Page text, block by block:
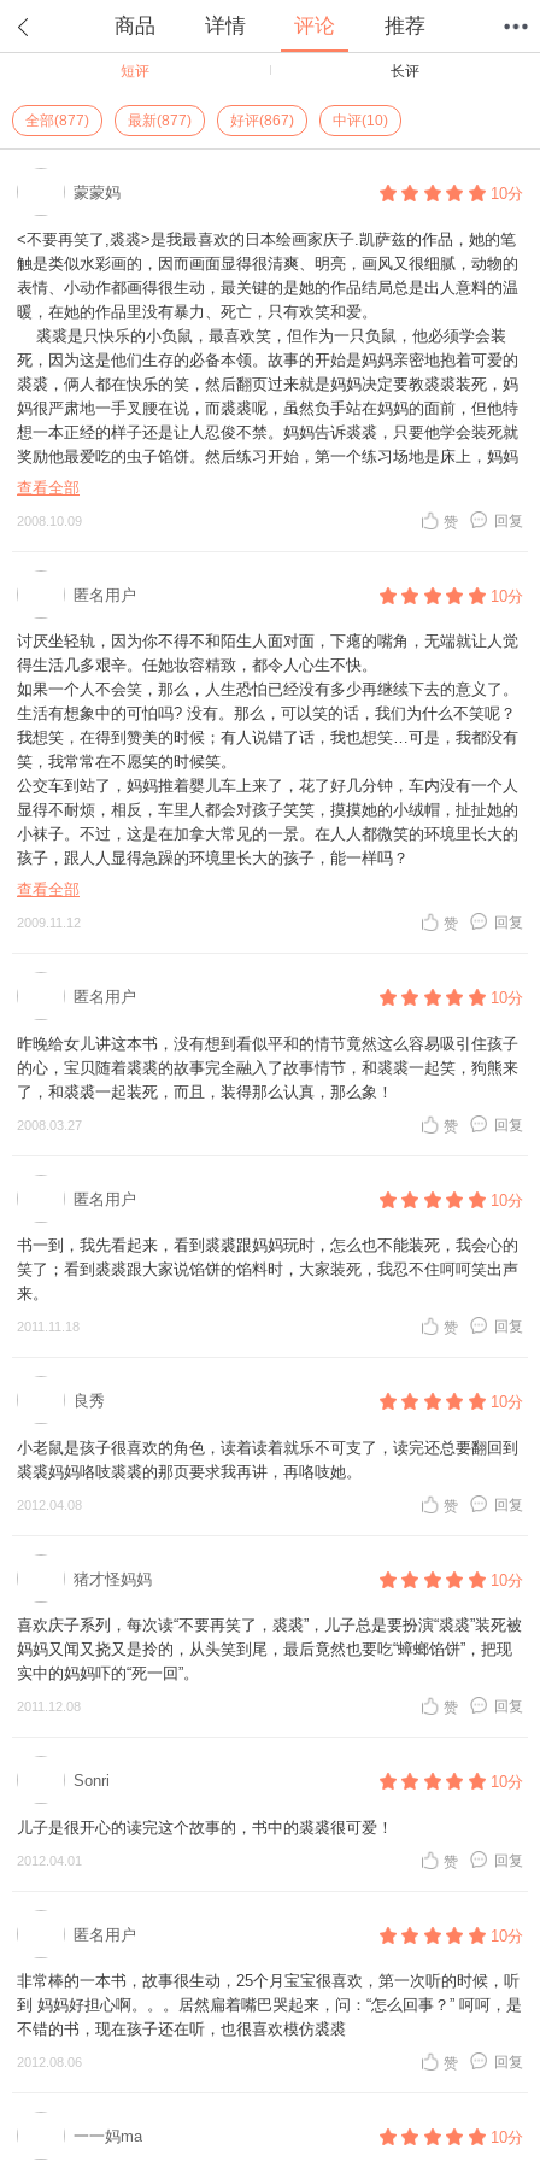
商品 详情 评论 推荐
短评 长评
全部(877) 最新(877) 好评(867) 中评(10)
蒙蒙妈 10分
<不要再笑了,裘裘>是我最喜欢的日本绘画家庆子.凯萨兹的作品，她的笔
触是类似水彩画的，因而画面显得很清爽、明亮，画风又很细腻，动物的
表情、小动作都画得很生动，最关键的是她的作品结局总是出人意料的温
暖，在她的作品里没有暴力、死亡，只有欢笑和爱。
裘裘是只快乐的小负鼠，最喜欢笑，但作为一只负鼠，他必须学会装
死，因为这是他们生存的必备本领。故事的开始是妈妈亲密地抱着可爱的
裘裘，俩人都在快乐的笑，然后翻页过来就是妈妈决定要教裘裘装死，妈
妈很严肃地一手叉腰在说，而裘裘呢，虽然负手站在妈妈的面前，但他特
想一本正经的样子还是让人忍俊不禁。妈妈告诉裘裘，只要他学会装死就
奖励他最爱吃的虫子馅饼。然后练习开始，第一个练习场地是床上，妈妈
装扮成狐狸在裘裘身上闻啊闻的，裘裘很快就忍不住大笑起来。接着场地
肃地在做这件事，但裘裘还是在沙发上笑到肚皮朝天。妈妈在又一次的努
虽然每一次练习后他都会问妈妈“我能吃馅饼了吗？”，也虽然每一次妈妈
的答案都是否定的，但他其实不是很在乎能不能吃到馅饼，他总是能找到
快乐的理由，想笑为什么不笑呢？妈妈最终决定把裘裘带进树林里进行实
地模拟训练，这次她决定装扮成大熊，而这时在一边偷偷观看裘裘装死的
裘裘的好朋友们也从第一次时的小兔子慢慢加入了小青蛙、小刺猬，他们
都和裘裘一样，把严肃的生存训练当成了一场很好笑的游戏。其实，在孩
子心里还有什么能比快乐的游戏更吸引他们呢？
当妈妈假装要象大熊一样扑过来时却突然有一只真正的凶巴巴的大熊冲
了过来（这只熊其实在前一页已经悄悄地隐藏在一颗树后了），裘裘和妈
妈马上倒在地上装死，在我们忍不住要为裘裘担心时，裘裘却表现的很出
色，无论大熊怎么用鼻子闻他、用爪子戳他或者把他拎起来晃来晃去，他
都一动不动，好象真的死了一样。可奇怪的是就是这样大熊也没有走开，
只是呆呆地在裘裘身边坐了下来，然后突然“哇”地大哭起来，裘裘和妈妈
偷偷挣开一只眼，我们也很好奇这只大熊怎么了？为什么要哭呢？哦，原
来大熊冲过来并不是想吃裘裘，而是想让裘裘教他怎么笑的，因为他不会
很好笑啊”，说着就忍不住大笑起来，笑声也感染了所有的人，包括那只凶
巴巴的熊。
读到这里我们明白了，原来裘裘其实已经在不知不觉中掌握了装死的要
领，关键时刻更是激发了他的潜能，所以才能成功装死。而前面都是妈妈
假扮成各种很凶的动物，所以他才总是忍不住笑，因为妈妈扮的再凶也还
笑，其实是世界上最强大的武器，没有人能抗拒真正的笑，连凶巴巴的
会，但一个人如果不会笑，那生活就真的太悲惨而没有意义了，也难怪大
熊要难过的哭了。
这个故事也告诉妈妈们无论怎样担心自己的宝宝，都不要低估孩子的潜
能，孩子的能量永远是我们无法想象的，要学会相信孩子，也要相信自
己，相信自己平时所教的其实已经进到了孩子的心里，已经在他心里生
根，说不定什么时候这样的教导就会起作用。千万不要因为暂时的无效就
对自己失望，对孩子失望。在孩子的世界里，没有什么比快乐的生活更重
查看全部
2008.10.09 回复
赞
匿名用户 10分
讨厌坐轻轨，因为你不得不和陌生人面对面，下瘪的嘴角，无端就让人觉
得生活几多艰辛。任她妆容精致，都令人心生不快。
如果一个人不会笑，那么，人生恐怕已经没有多少再继续下去的意义了。
生活有想象中的可怕吗? 没有。那么，可以笑的话，我们为什么不笑呢？
我想笑，在得到赞美的时候；有人说错了话，我也想笑…可是，我都没有
笑，我常常在不愿笑的时候笑。
公交车到站了，妈妈推着婴儿车上来了，花了好几分钟，车内没有一个人
显得不耐烦，相反，车里人都会对孩子笑笑，摸摸她的小绒帽，扯扯她的
小袜子。不过，这是在加拿大常见的一景。在人人都微笑的环境里长大的
孩子，跟人人显得急躁的环境里长大的孩子，能一样吗？
当然不一样。每个人都面临着生存的压力，可是活下去和笑冲突吗？当然
对于小负鼠裘裘来说，世界上没有一件事不是好笑的，包括装死在内。生
啊，这是多么好笑的一件事。妈妈假扮成狼，用爪子去戳他，弄得他好
痒，这又是多么好笑的一件事情。妈妈扮成一只可怕的野猫，把他拎起来
来。
可是，妈妈却笑不出来了，一只负鼠，他必须学会装死，因为这是他们生
存的必备本领。妈妈带着裘裘到森林里实地演练去了。
意外总在人们来不及准备的时候降临。还没有学会装死的裘裘遇到了一只
关口，裘裘表现得十分出色，他学会了装死。可大熊并没有放过学会装死
的裘裘，就如同生存的压力不会放过我们任何一个人一样。
大熊怎么了？大熊“哇哇”大哭起来，不会笑的大熊是专门来学如何笑的。
故事结局十分圆满：裘裘学会了装死，大熊学会了笑。笑是定语，一切的
一切有了笑，就圆满起来。
查看全部
2009.11.12 回复
赞
匿名用户 10分
昨晚给女儿讲这本书，没有想到看似平和的情节竟然这么容易吸引住孩子
的心，宝贝随着裘裘的故事完全融入了故事情节，和裘裘一起笑，狗熊来
了，和裘裘一起装死，而且，装得那么认真，那么象！
2008.03.27 回复
赞
匿名用户 10分
书一到，我先看起来，看到裘裘跟妈妈玩时，怎么也不能装死，我会心的
笑了；看到裘裘跟大家说馅饼的馅料时，大家装死，我忍不住呵呵笑出声
来。
2011.11.18 回复
赞
良秀 10分
小老鼠是孩子很喜欢的角色，读着读着就乐不可支了，读完还总要翻回到
裘裘妈妈咯吱裘裘的那页要求我再讲，再咯吱她。
2012.04.08 回复
赞
猪才怪妈妈 10分
喜欢庆子系列，每次读“不要再笑了，裘裘”，儿子总是要扮演“裘裘”装死被
妈妈又闻又挠又是拎的，从头笑到尾，最后竟然也要吃“蟑螂馅饼”，把现
实中的妈妈吓的“死一回”。
2011.12.08 回复
赞
Sonri 10分
儿子是很开心的读完这个故事的，书中的裘裘很可爱！
2012.04.01 回复
赞
匿名用户 10分
非常棒的一本书，故事很生动，25个月宝宝很喜欢，第一次听的时候，听
到 妈妈好担心啊。。。居然扁着嘴巴哭起来，问：“怎么回事？” 呵呵，是
不错的书，现在孩子还在听，也很喜欢模仿裘裘
2012.08.06 回复
赞
一一妈ma 10分